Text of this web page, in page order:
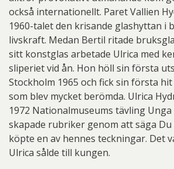
också internationellt. Paret Vallien
1960-talet den krisande glashyttan i
livskraft. Medan Bertil ritade
sitt konstglas arbetade Ulrica med
sliperiet vid ån. Hon höll sin första
Stockholm 1965 och fick sin första
som blev mycket berömda. Ulrica
1972 Nationalmuseums tävling
skapade rubriker genom att säga
köpte en av hennes teckningar. Det
Ulrica sålde till kungen.